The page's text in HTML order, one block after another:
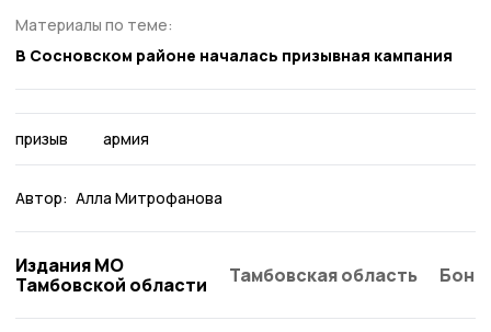
Материалы по теме:
В Сосновском районе началась призывная кампания
призыв армия
Автор: Алла Митрофанова
Издания МО
Тамбовской области
Тамбовская область